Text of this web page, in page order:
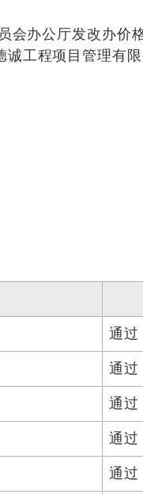
会办公厅发改办
工程项目管理有
通过
通过
通过
通过
通过